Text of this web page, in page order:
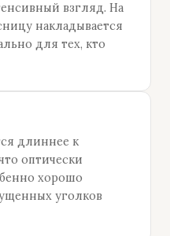
взгляд. На
накладывается
для тех, кто
длиннее к
оптически
хорошо
уголков